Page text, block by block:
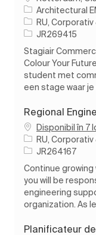
Architectural
Categorie
RU,
Job IdJR269415
Stagiair
Colour Your
student met
een stage waar je
Regional
Disponibil în 7
Categorie
RU,
Job IdJR264167
Continue growing
you will be
engineering
organization. As
Planificateur